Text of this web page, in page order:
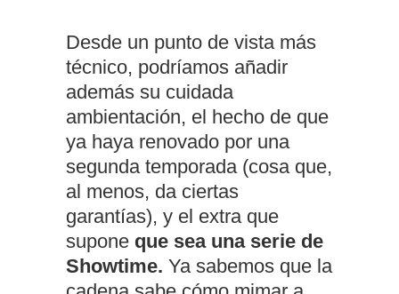
Desde un punto de vista más
técnico, podríamos añadir
además su cuidada
ambientación, el hecho de que
ya haya renovado por una
segunda temporada (cosa que,
al menos, da ciertas
garantías), y el extra que
supone que sea una serie de
Showtime. Ya sabemos que la